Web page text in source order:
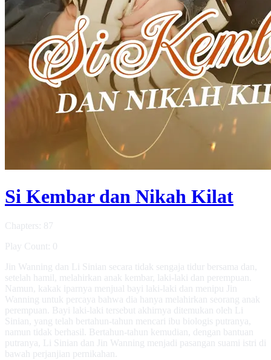
Si Kembar dan Nikah Kilat
Chapters: 87
Play Count: 0
Jin Wanning dan Li Sinian secara tidak sengaja tidur bersama dan,
setelah hamil, melahirkan anak kembar, laki-laki dan perempuan.
Namun, kakak iparnya menjual bayi laki-laki dan menipu Jin
Wanning untuk percaya bahwa dia hanya melahirkan seorang anak
perempuan. Bayi laki-laki tersebut akhirnya ditemukan oleh Li
Sinian, yang telah bertahun-tahun mencari ibu biologis putranya,
namun tidak berhasil. Bertahun-tahun kemudian, dengan bantuan
putranya, Li Sinian dan Jin Wanning menjadi pasangan suami istri di
bawah perjanjian pernikahan.